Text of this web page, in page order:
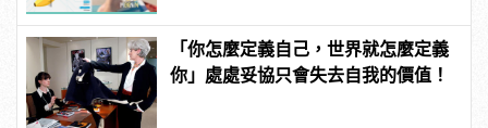
「你怎麼定義自己，世界就怎麼定義
你」處處妥協只會失去自我的價值！